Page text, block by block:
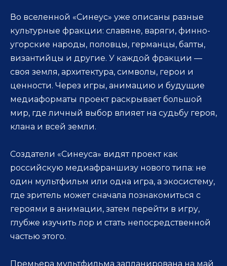
Во вселенной «Синеус» уже описаны разные
культурные фракции: славяне, варяги, финно-
угорские народы, половцы, германцы, балты,
византийцы и другие. У каждой фракции —
своя земля, архитектура, символы, герои и
ценности. Через игры, анимацию и будущие
медиаформаты проект раскрывает большой
мир, где личный выбор влияет на судьбу героя,
клана и всей земли.
Создатели «Синеуса» видят проект как
российскую медиафраншизу нового типа: не
один мультфильм или одна игра, а экосистему,
где зритель может сначала познакомиться с
героями в анимации, затем перейти в игру,
глубже изучить лор и стать непосредственной
частью этого.
Премьера мультфильма запланирована на май